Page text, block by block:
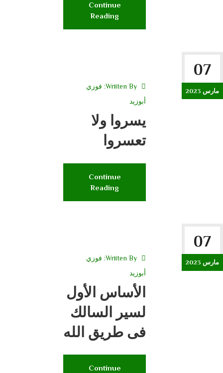
Continue
Reading
07
مارس 2023
Wriiten By: فوزي
أبوزيد
يسروا ولا
تعسروا
Continue
Reading
07
مارس 2023
Wriiten By: فوزي
أبوزيد
الأساس الأول
لسير السالك
فى طريق الله
Continue